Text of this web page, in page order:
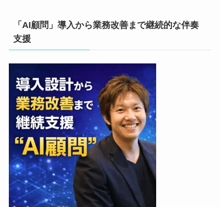
「AI顧問」導入から業務改善まで継続的な伴奏
支援